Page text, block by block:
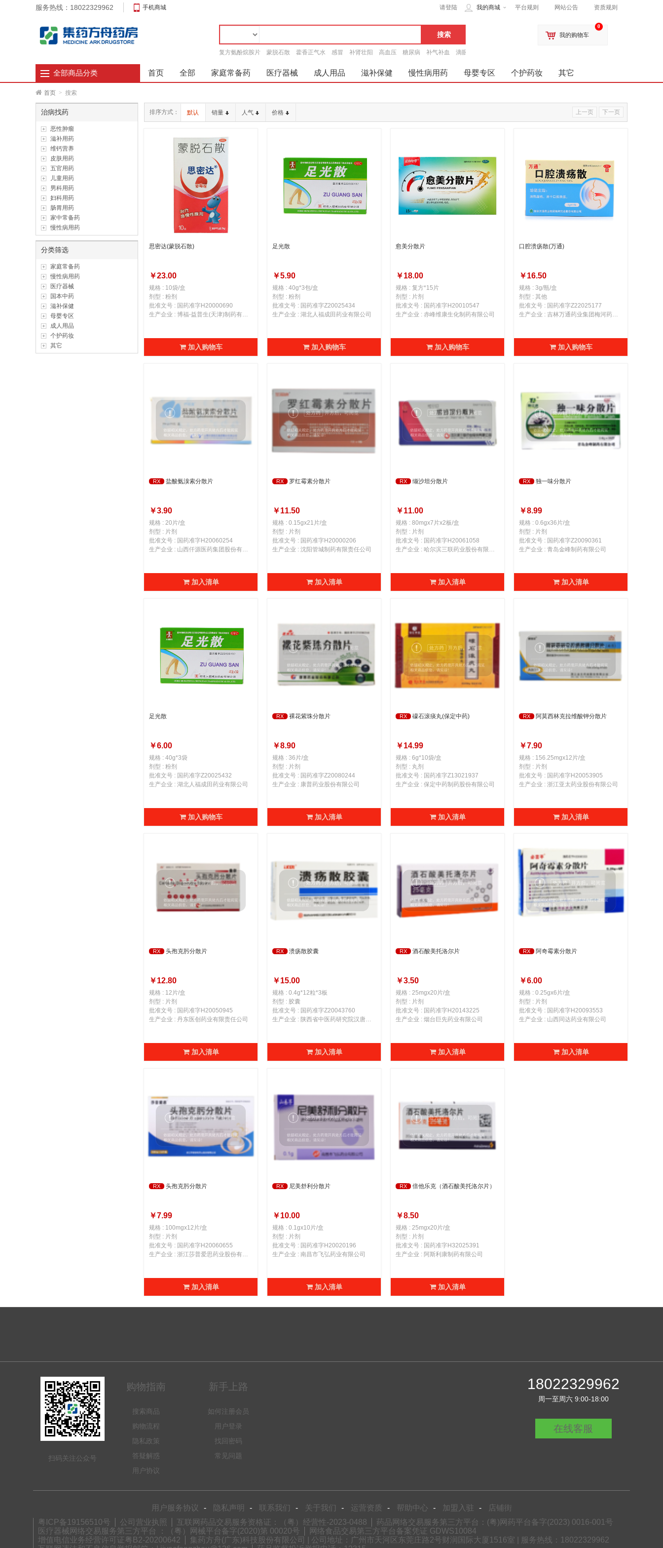
服务热线：18022329962 手机商城 资质规则
网站公告
平台规则
我的商城
请登陆
复方氨酚烷胺片 蒙脱石散 藿香正气水 感冒 补肾壮阳 高血压 糖尿病 补气补血 滴眼液
0
我的购物车
全部商品分类 首页 全部 家庭常备药 医疗器械 成人用品 滋补保健 慢性病用药 母婴专区 个护药妆 其它
首页 > 搜索
治病找药
恶性肿瘤
滋补用药
维钙营养
皮肤用药
五官用药
儿童用药
男科用药
妇科用药
肠胃用药
家中常备药
慢性病用药
分类筛选
家庭常备药
慢性病用药
医疗器械
国本中药
滋补保健
母婴专区
成人用品
个护药妆
其它
上一页 下一页
排序方式： 默认 销量 人气 价格
思密达(蒙脱石散)
￥23.00
规格 : 10袋/盒
剂型 : 粉剂
批准文号 : 国药准字H20000690
生产企业 : 博福-益普生(天津)制药有限公司
加入购物车
足光散
￥5.90
规格 : 40g*3包/盒
剂型 : 粉剂
批准文号 : 国药准字Z20025434
生产企业 : 湖北人福成田药业有限公司
加入购物车
愈美分散片
￥18.00
规格 : 复方*15片
剂型 : 片剂
批准文号 : 国药准字H20010547
生产企业 : 赤峰维康生化制药有限公司
加入购物车
口腔溃疡散(万通)
￥16.50
规格 : 3g/瓶/盒
剂型 : 其他
批准文号 : 国药准字Z22025177
生产企业 : 吉林万通药业集团梅河药业股份有限公司
加入购物车
RX 盐酸氨溴索分散片
￥3.90
规格 : 20片/盒
剂型 : 片剂
批准文号 : 国药准字H20060254
生产企业 : 山西仟源医药集团股份有限公司
加入清单
RX 罗红霉素分散片
￥11.50
规格 : 0.15gx21片/盒
剂型 : 片剂
批准文号 : 国药准字H20000206
生产企业 : 沈阳管城制药有限责任公司
加入清单
RX 缬沙坦分散片
￥11.00
规格 : 80mgx7片x2板/盒
剂型 : 片剂
批准文号 : 国药准字H20061058
生产企业 : 哈尔滨三联药业股份有限公司
加入清单
RX 独一味分散片
￥8.99
规格 : 0.6gx36片/盒
剂型 : 片剂
批准文号 : 国药准字Z20090361
生产企业 : 青岛金峰制药有限公司
加入清单
足光散
￥6.00
规格 : 40g*3袋
剂型 : 粉剂
批准文号 : 国药准字Z20025432
生产企业 : 湖北人福成田药业有限公司
加入购物车
RX 裸花紫珠分散片
￥8.90
规格 : 36片/盒
剂型 : 片剂
批准文号 : 国药准字Z20080244
生产企业 : 康普药业股份有限公司
加入清单
RX 礞石滚痰丸(保定中药)
￥14.99
规格 : 6g*10袋/盒
剂型 : 丸剂
批准文号 : 国药准字Z13021937
生产企业 : 保定中药制药股份有限公司
加入清单
RX 阿莫西林克拉维酸钾分散片
￥7.90
规格 : 156.25mgx12片/盒
剂型 : 片剂
批准文号 : 国药准字H20053905
生产企业 : 浙江亚太药业股份有限公司
加入清单
RX 头孢克肟分散片
￥12.80
规格 : 12片/盒
剂型 : 片剂
批准文号 : 国药准字H20050945
生产企业 : 丹东医创药业有限责任公司
加入清单
RX 溃疡散胶囊
￥15.00
规格 : 0.4g*12粒*3板
剂型 : 胶囊
批准文号 : 国药准字Z20043760
生产企业 : 陕西省中医药研究院汉唐制药有限公司
加入清单
RX 酒石酸美托洛尔片
￥3.50
规格 : 25mgx20片/盒
剂型 : 片剂
批准文号 : 国药准字H20143225
生产企业 : 烟台巨先药业有限公司
加入清单
RX 阿奇霉素分散片
￥6.00
规格 : 0.25gx6片/盒
剂型 : 片剂
批准文号 : 国药准字H20093553
生产企业 : 山西同达药业有限公司
加入清单
RX 头孢克肟分散片
￥7.99
规格 : 100mgx12片/盒
剂型 : 片剂
批准文号 : 国药准字H20060655
生产企业 : 浙江莎普爱思药业股份有限公司
加入清单
RX 尼美舒利分散片
￥10.00
规格 : 0.1gx10片/盒
剂型 : 片剂
批准文号 : 国药准字H20020196
生产企业 : 南昌市飞弘药业有限公司
加入清单
RX 倍他乐克（酒石酸美托洛尔片）
￥8.50
规格 : 25mgx20片/盒
剂型 : 片剂
批准文号 : 国药准字H32025391
生产企业 : 阿斯利康制药有限公司
加入清单
扫码关注公众号
购物指南
搜索商品
购物流程
隐私政策
答疑解惑
用户协议
新手上路
如何注册会员
用户登录
找回密码
常见问题
18022329962
周一至周六 9:00-18:00
在线客服
用户服务协议 - 隐私声明 - 联系我们 - 关于我们 - 运营资质 - 帮助中心 - 加盟入驻 -
店铺街
粤ICP备19156510号
公司营业执照 互联网药品交易服务资格证：（粤）经营性-2023-0488
药品网络交易服务第三方平台：(粤)网药平台备字(2023) 0016-001号
医疗器械网络交易服务第三方平台 ：（粤）网械平台备字(2020)第 00020号
网络食品交易第三方平台备案凭证 GDWS10084
增值电信业务经营许可证粤B2-20200642
集药方舟(广东)科技股份有限公司 | 公司地址：广州市天河区东莞庄路2号财润国际大厦1516室 | 服务热线：18022329962